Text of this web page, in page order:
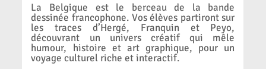
La Belgique est le berceau de la bande
dessinée francophone. Vos élèves partiront sur
les traces d’Hergé, Franquin et Peyo,
découvrant un univers créatif qui mêle
humour, histoire et art graphique, pour un
voyage culturel riche et interactif.